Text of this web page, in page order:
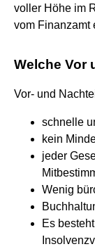
voller Höhe im
vom Finanzamt
Welche Vor
Vor- und
schnelle
kein
jeder
Wenig
Es